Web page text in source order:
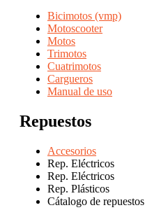
Bicimotos (vmp)
Motoscooter
Motos
Trimotos
Cuatrimotos
Cargueros
Manual de uso
Repuestos
Accesorios
Rep. Eléctricos
Rep. Eléctricos
Rep. Plásticos
Cátalogo de repuestos